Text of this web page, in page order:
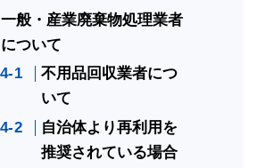
一般・産業廃棄物処理業者
について
不用品回収業者につ
いて
自治体より再利用を
推奨されている場合